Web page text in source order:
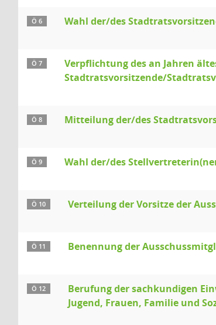
Ö 6 Wahl der/des
Ö 7
Verpflichtung des an Jahren
Stadtratsvorsitzende/
Ö 8 Mitteilung der/des
Ö 9 Wahl der/des
Ö 10 Verteilung der Vorsitze der
Ö 11 Benennung der
Ö 12
Berufung der sachkundigen
Jugend, Frauen, Familie und